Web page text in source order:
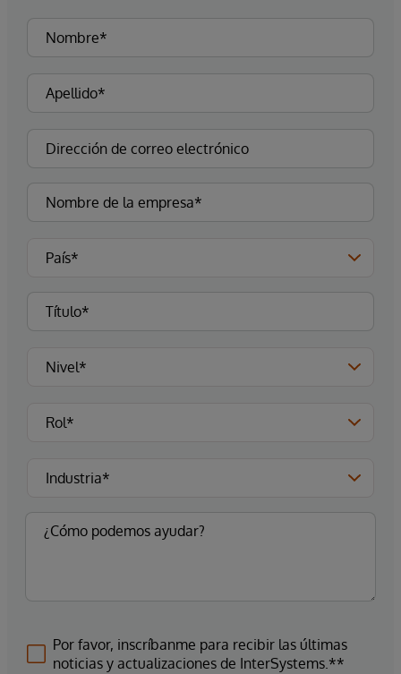
Por favor, inscríbanme para recibir las últimas
noticias y actualizaciones de InterSystems.**